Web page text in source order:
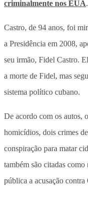
criminalmente nos EUA.
Castro, de 94 anos, foi
a Presidência em 2008,
seu irmão, Fidel Castro.
a morte de Fidel, mas
sistema político cubano.
De acordo com os autos,
homicídios, dois crimes
conspiração para matar
também são citadas
pública a acusação contra